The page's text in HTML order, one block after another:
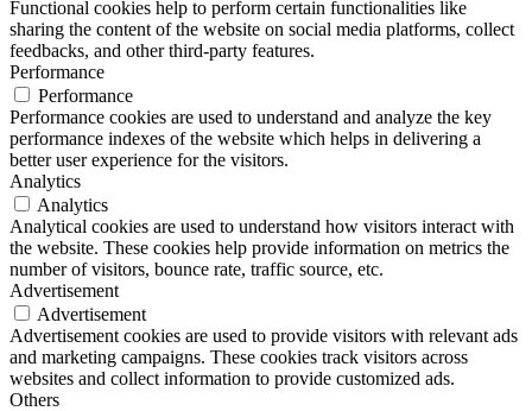
Functional cookies help to perform certain functionalities like
sharing the content of the website on social media platforms, collect
feedbacks, and other third-party features.
Performance
Performance
Performance cookies are used to understand and analyze the key
performance indexes of the website which helps in delivering a
better user experience for the visitors.
Analytics
Analytics
Analytical cookies are used to understand how visitors interact with
the website. These cookies help provide information on metrics the
number of visitors, bounce rate, traffic source, etc.
Advertisement
Advertisement
Advertisement cookies are used to provide visitors with relevant ads
and marketing campaigns. These cookies track visitors across
websites and collect information to provide customized ads.
Others